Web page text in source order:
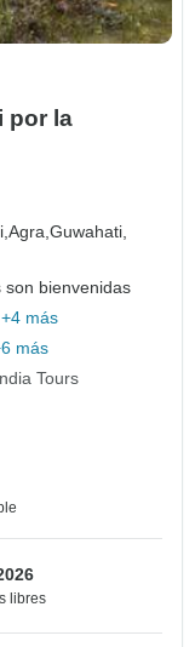
por la
Agra,Guwahati,
son bienvenidas
+4 más
más
Tours
libres